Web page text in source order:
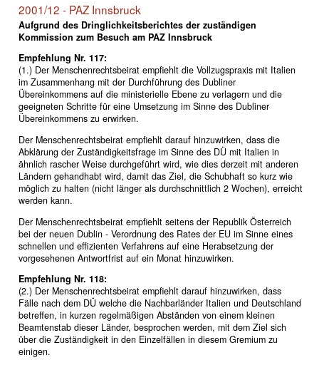
2001/12 - PAZ Innsbruck
Aufgrund des Dringlichkeitsberichtes der zuständigen
Kommission zum Besuch am PAZ Innsbruck
Empfehlung Nr. 117:
(1.) Der Menschenrechtsbeirat empfiehlt die Vollzugspraxis mit Italien
im Zusammenhang mit der Durchführung des Dubliner
Übereinkommens auf die ministerielle Ebene zu verlagern und die
geeigneten Schritte für eine Umsetzung im Sinne des Dubliner
Übereinkommens zu erwirken.
Der Menschenrechtsbeirat empfiehlt darauf hinzuwirken, dass die
Abklärung der Zuständigkeitsfrage im Sinne des DÜ mit Italien in
ähnlich rascher Weise durchgeführt wird, wie dies derzeit mit anderen
Ländern gehandhabt wird, damit das Ziel, die Schubhaft so kurz wie
möglich zu halten (nicht länger als durchschnittlich 2 Wochen), erreicht
werden kann.
Der Menschenrechtsbeirat empfiehlt seitens der Republik Österreich
bei der neuen Dublin - Verordnung des Rates der EU im Sinne eines
schnellen und effizienten Verfahrens auf eine Herabsetzung der
vorgesehenen Antwortfrist auf ein Monat hinzuwirken.
Empfehlung Nr. 118:
(2.) Der Menschenrechtsbeirat empfiehlt darauf hinzuwirken, dass
Fälle nach dem DÜ welche die Nachbarländer Italien und Deutschland
betreffen, in kurzen regelmäßigen Abständen von einem kleinen
Beamtenstab dieser Länder, besprochen werden, mit dem Ziel sich
über die Zuständigkeit in den Einzelfällen in diesem Gremium zu
einigen.